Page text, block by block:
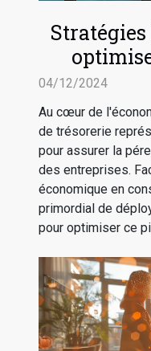
04/12/2024
Au cœur de
de trésorerie
pour assurer la
des entreprises.
économique en
primordial de
pour optimiser ce